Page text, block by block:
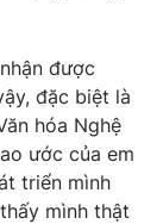
được
đặc biệt là
hóa Nghệ
ước của em
triển mình
mình thật